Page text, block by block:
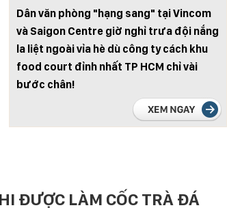
Dân văn phòng "hạng sang" tại Vincom
và Saigon Centre giờ nghỉ trưa đội nắng
la liệt ngoài vỉa hè dù công ty cách khu
food court đỉnh nhất TP HCM chỉ vài
bước chân!
ĐƯỢC LÀM CỐC TRÀ ĐÁ